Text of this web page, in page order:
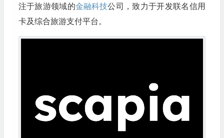
注于旅游领域的金融科技公司，致力于开发联名信用
卡及综合旅游支付平台。